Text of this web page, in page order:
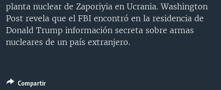
DEPORTES
CIENCIA Y SALUD
AUDIOS
FORO INTERAMERICANO
LAS CLAVES
AVANCE INFORMATIVO
AUDIONOTICIAS
BUENOS DÍAS AMÉRICA
DIRECT
DOCUMENTALES DE LA VOA
SÍGANOS
planta nuclear de Zaporiyia en Ucrania. Washington
Post revela que el FBI encontró en la residencia de
Donald Trump información secreta sobre armas
nucleares de un país extranjero.
Compartir